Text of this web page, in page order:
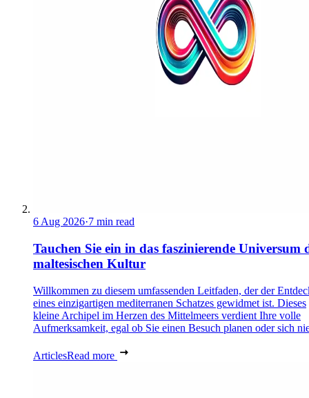
6 Aug 2026·7 min read
Tauchen Sie ein in das faszinierende Universum
maltesischen Kultur
Willkommen zu diesem umfassenden Leitfaden, der der
eines einzigartigen mediterranen Schatzes gewidmet ist. Dieses
kleine Archipel im Herzen des Mittelmeers verdient Ihre volle
Aufmerksamkeit, egal ob Sie einen Besuch planen oder sich
ArticlesRead more